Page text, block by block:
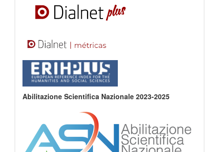
Abilitazione Scientifica Nazionale 2023-2025